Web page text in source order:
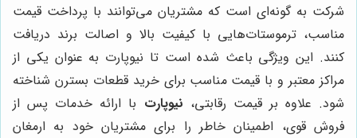
شرکت به گونه‌ای است که مشتریان می‌توانند با پرداخت قیمت
مناسب، ترموستات‌هایی با کیفیت بالا و اصالت برند دریافت
کنند. این ویژگی باعث شده است تا نیوپارت به عنوان یکی از
مراکز معتبر و با قیمت مناسب برای خرید قطعات بسترن شناخته
شود. علاوه بر قیمت رقابتی، نیوپارت با ارائه خدمات پس از
فروش قوی، اطمینان خاطر را برای مشتریان خود به ارمغان